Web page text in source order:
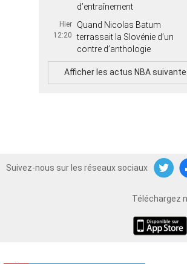
d’entraînement
Hier
12:20
Quand Nicolas Batum
terrassait la Slovénie d’un
contre d’anthologie
Afficher les actus NBA
Suivez-nous sur les réseaux sociaux
TwitterFacebook
Téléchargez